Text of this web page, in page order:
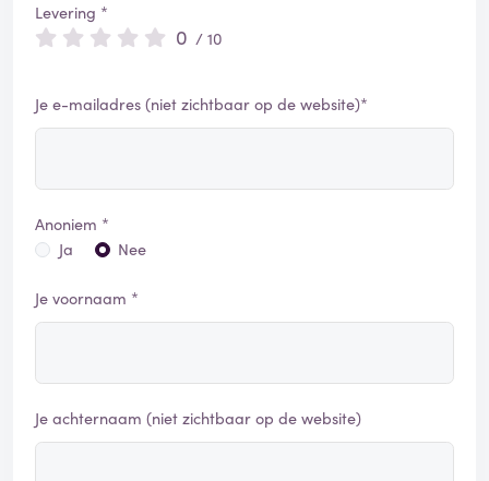
Levering *
0 / 10
Je e-mailadres (niet zichtbaar op de website)*
Anoniem *
Ja
Nee
Je voornaam *
Je achternaam (niet zichtbaar op de website)